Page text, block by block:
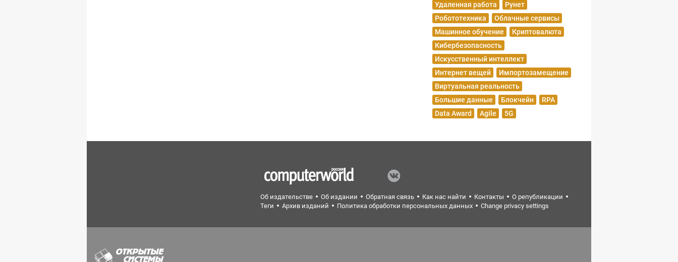
Удаленная работа
Рунет
Робототехника
Облачные сервисы
Машинное обучение
Криптовалюта
Кибербезопасность
Искусственный интеллект
Интернет вещей
Импортозамещение
Виртуальная реальность
Большие данные
Блокчейн
RPA
Data Award
Agile 5G
Об издательстве Об издании Обратная связь Как нас найти Контакты
О републикации
Теги
Архив изданий Политика обработки персональных данных Change privacy settings